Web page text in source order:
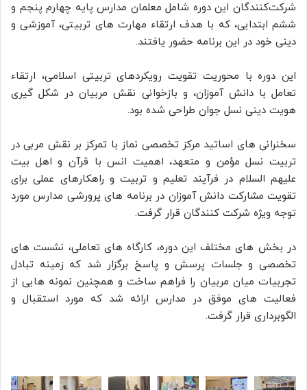
شرکت‌کنندگان این دوره شامل معلمان مدارس پایه چهارم پنجم و
ششم ابتدایی، که با هدف ارتقاء مهارت های تربیتی، آموزشی و
دینی خود در این برنامه حضور یافتند.
این دوره با محوریت تقویت رویکردهای تربیتی اسلامی، ارتقاء
تعامل با دانش آموزان، و بازخوانی نقش مربیان در شکل گیری
هویت دینی نسل جوان طراحی شده بود.
سخنرانی های اساتید مرکز تخصصی نماز با تمرکز بر نقش مربی در
تربیت نسل مؤمن و متعهد، اهمیت انس با قرآن و اهل بیت
علیهم السلام در فرآیند تعلیم و تربیت و راهکارهای عملی برای
تقویت مشارکت دانش آموزان در برنامه های پرورشی مدارس مورد
توجه ویژه شرکت کنندگان قرار گرفت.
در بخش های مختلف این دوره، کارگاه های تعاملی، نشست های
تخصصی و جلسات پرسش و پاسخ برگزار شد که زمینه تبادل
تجربیات میان مربیان را فراهم ساخت و همچنین نمونه هایی از
فعالیت های موفق در مدارس ارائه شد که مورد استقبال و
الگوبرداری قرار گرفت.